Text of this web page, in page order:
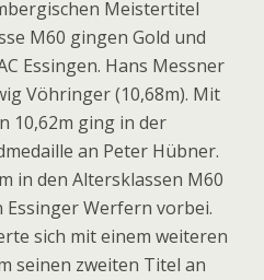
Meistertitel
M60 gingen Gold und
Essingen. Hans Messner
Vöhringer (10,68m). Mit
10,62m ging in der
an Peter Hübner.
in den Altersklassen M60
Essinger Werfern vorbei.
sich mit einem weiteren
seinen zweiten Titel an